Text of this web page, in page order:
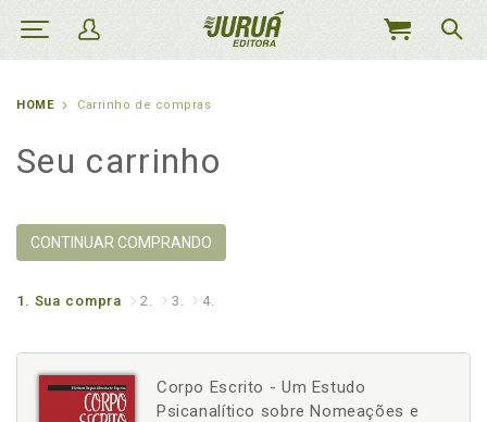
MEU
HOME Carrinho de compras
Seu carrinho
CONTINUAR COMPRANDO
1. Sua compra 2. 3. 4.
Corpo Escrito - Um Estudo
Psicanalítico sobre Nomeações e